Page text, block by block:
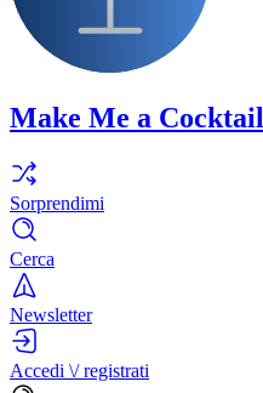
Make Me a Cocktail
Sorprendimi
Cerca
Newsletter
Accedi \/ registrati